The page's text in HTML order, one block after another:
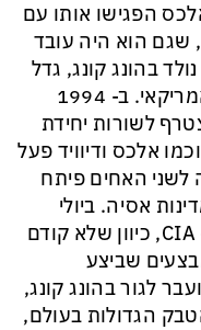
של אלכס הפגישו אותו עם
שגם הוא היה עובד
בהונג קונג, גדל
בהוואי ובגיל 17 התגייס לצבא האמריקאי. ב- 1994
לשורות יחידת
אלכס ודיוויד פעל
לשני האחים פיתח
אסיה. ביולי
CIA, כיוון שלא קודם
שביצע
ועבר לגור בהונג קונג,
הגדולות בעולם,